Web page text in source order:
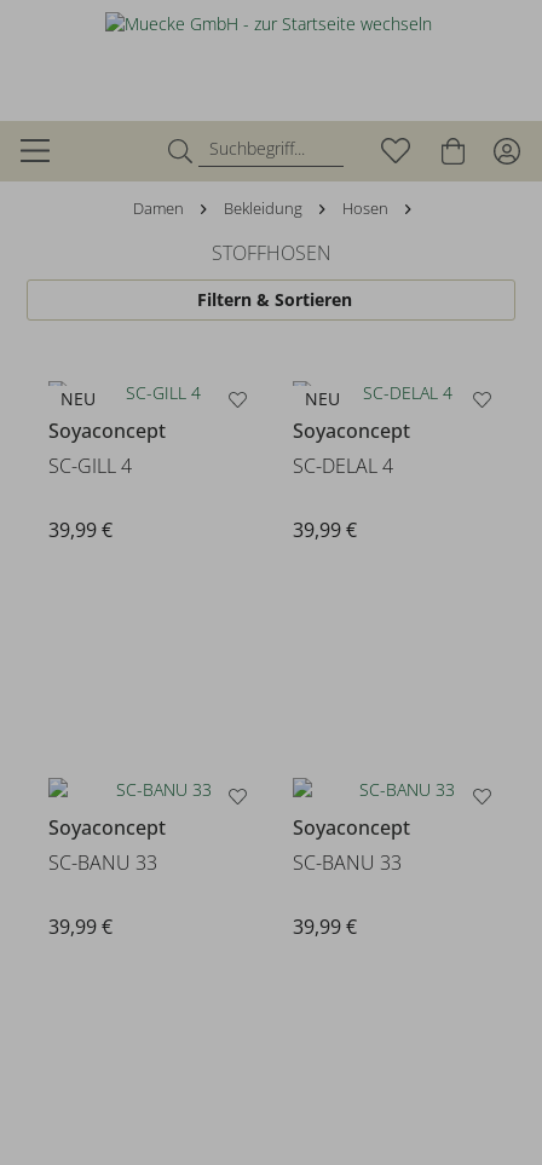
Damen Bekleidung Hosen
STOFFHOSEN
Filtern & Sortieren
NEU
Soyaconcept
SC-GILL 4
39,99 €
NEU
Soyaconcept
SC-DELAL 4
39,99 €
Soyaconcept
SC-BANU 33
39,99 €
Soyaconcept
SC-BANU 33
39,99 €